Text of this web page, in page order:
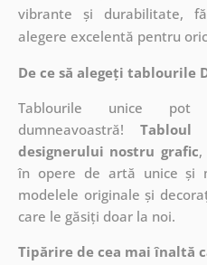
vibrante și durabilitate,
alegere excelentă pentru
De ce să alegeți tablourile
Tablourile unice
dumneavoastră!Tabloul
designerului nostru grafic
în opere de artă unice și
modelele originale și
care le găsiți doar la noi.
Tipărire de cea mai înaltă